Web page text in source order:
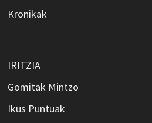
Kronikak
IRITZIA
Gomitak Mintzo
Ikus Puntuak